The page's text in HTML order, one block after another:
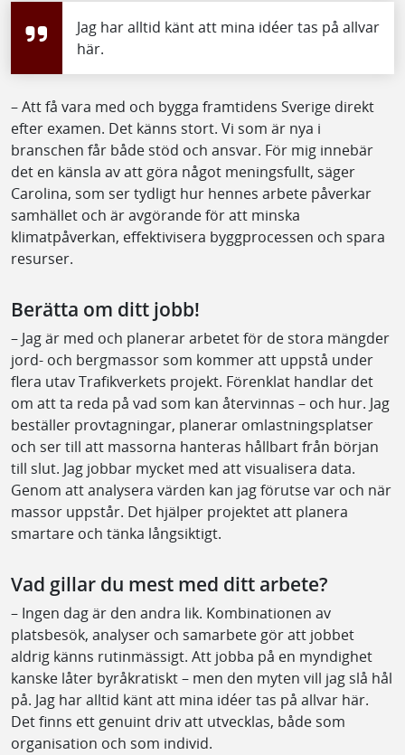
Jag har alltid känt att mina idéer tas på allvar
här.
– Att få vara med och bygga framtidens Sverige direkt
efter examen. Det känns stort. Vi som är nya i
branschen får både stöd och ansvar. För mig innebär
det en känsla av att göra något meningsfullt, säger
Carolina, som ser tydligt hur hennes arbete påverkar
samhället och är avgörande för att minska
klimatpåverkan, effektivisera byggprocessen och spara
resurser.
Berätta om ditt jobb!
– Jag är med och planerar arbetet för de stora mängder
jord- och bergmassor som kommer att uppstå under
flera utav Trafikverkets projekt. Förenklat handlar det
om att ta reda på vad som kan återvinnas – och hur. Jag
beställer provtagningar, planerar omlastningsplatser
och ser till att massorna hanteras hållbart från början
till slut. Jag jobbar mycket med att visualisera data.
Genom att analysera värden kan jag förutse var och när
massor uppstår. Det hjälper projektet att planera
smartare och tänka långsiktigt.
Vad gillar du mest med ditt arbete?
– Ingen dag är den andra lik. Kombinationen av
platsbesök, analyser och samarbete gör att jobbet
aldrig känns rutinmässigt. Att jobba på en myndighet
kanske låter byråkratiskt – men den myten vill jag slå hål
på. Jag har alltid känt att mina idéer tas på allvar här.
Det finns ett genuint driv att utvecklas, både som
organisation och som individ.